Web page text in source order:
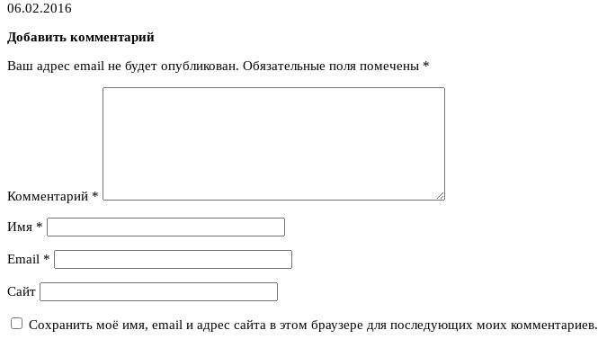
06.02.2016
Добавить комментарий
Ваш адрес email не будет опубликован. Обязательные поля помечены *
Комментарий *
Имя *
Email *
Сайт
Сохранить моё имя, email и адрес сайта в этом браузере для последующих моих комментариев.